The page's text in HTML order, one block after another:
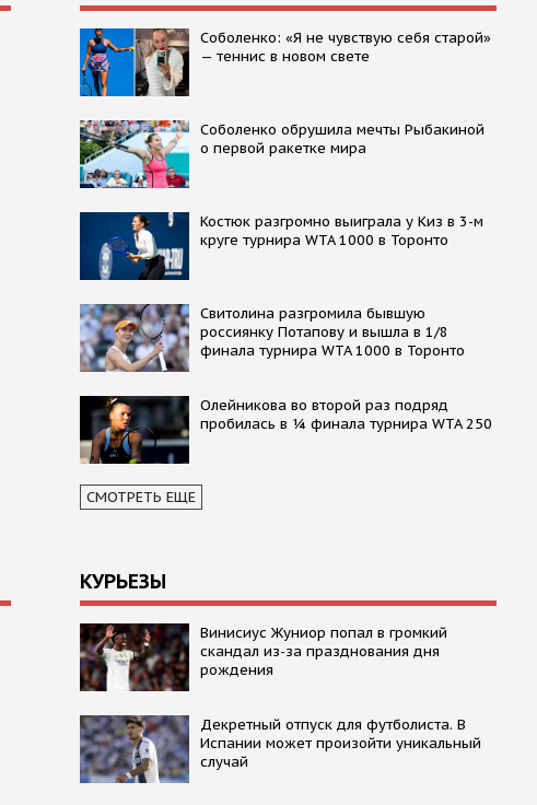
Соболенко: «Я не чувствую себя старой»
— теннис в новом свете
Соболенко обрушила мечты Рыбакиной
о первой ракетке мира
Костюк разгромно выиграла у Киз в 3-м
круге турнира WTA 1000 в Торонто
Свитолина разгромила бывшую
россиянку Потапову и вышла в 1/8
финала турнира WTA 1000 в Торонто
Олейникова во второй раз подряд
пробилась в ¼ финала турнира WTA 250
СМОТРЕТЬ ЕЩЕ
КУРЬЕЗЫ
Винисиус Жуниор попал в громкий
скандал из-за празднования дня
рождения
Декретный отпуск для футболиста. В
Испании может произойти уникальный
случай